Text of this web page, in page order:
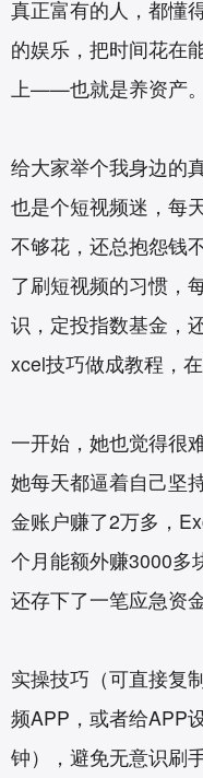
真正富有的人，都懂
的娱乐，把时间花在
上——也就是养资产。
给大家举个我身边的
也是个短视频迷，每
不够花，还总抱怨钱
了刷短视频的习惯，
识，定投指数基金，
xcel技巧做成教程，在
一开始，她也觉得很
她每天都逼着自己坚
金账户赚了2万多，
个月能额外赚3000多
还存下了一笔应急资金
实操技巧（可直接复
频APP，或者给APP
钟），避免无意识刷